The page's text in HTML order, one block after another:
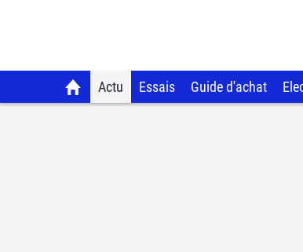
Actu Essais Guide d'achat